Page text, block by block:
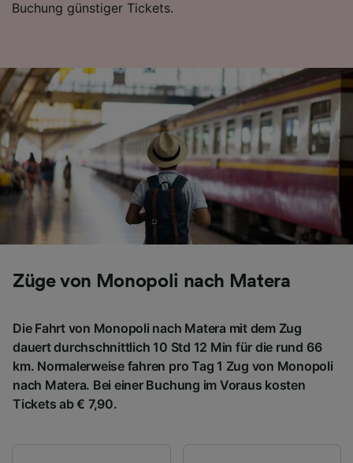
Buchung günstiger Tickets.
Züge von Monopoli nach Matera
Die Fahrt von Monopoli nach Matera mit dem Zug
dauert durchschnittlich 10 Std 12 Min für die rund 66
km. Normalerweise fahren pro Tag 1 Zug von Monopoli
nach Matera. Bei einer Buchung im Voraus kosten
Tickets ab € 7,90.
Folgendes bereitzustellen:
Informationen auf einem Endgerät.
Personalisierte Werbung und Inhalte, Messung
von Werbeleistung und der Performance von
Inhalten, Zielgruppenforschung sowie
Entwicklung und Verbesserung von
Angeboten.
Liste der Partner (Lieferanten)